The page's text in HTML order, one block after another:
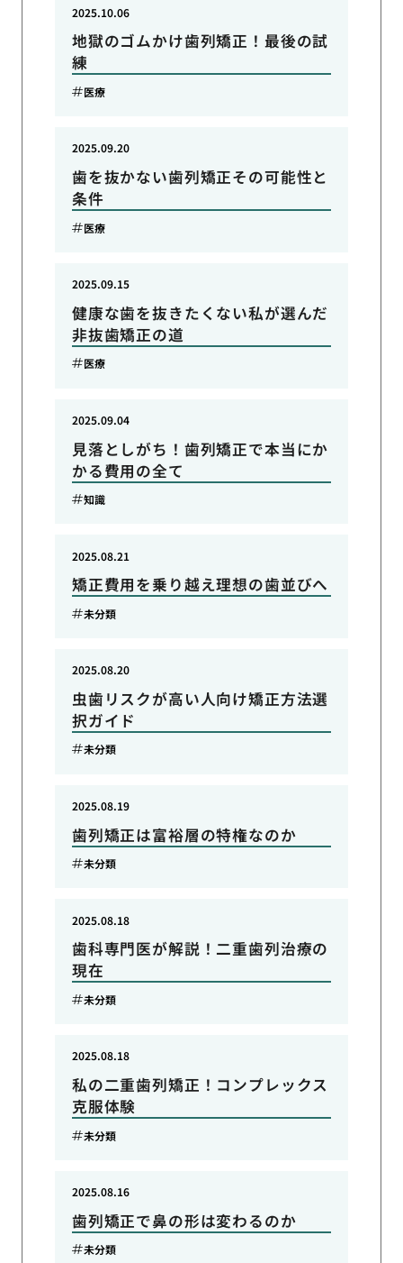
地獄のゴムかけ歯列矯正！最後の試
練
2025.10.06
医療
歯を抜かない歯列矯正その可能性と
条件
2025.09.20
医療
健康な歯を抜きたくない私が選んだ
非抜歯矯正の道
2025.09.15
医療
見落としがち！歯列矯正で本当にか
かる費用の全て
2025.09.04
知識
矯正費用を乗り越え理想の歯並びへ
2025.08.21
未分類
虫歯リスクが高い人向け矯正方法選
択ガイド
2025.08.20
未分類
歯列矯正は富裕層の特権なのか
2025.08.19
未分類
歯科専門医が解説！二重歯列治療の
現在
2025.08.18
未分類
私の二重歯列矯正！コンプレックス
克服体験
2025.08.18
未分類
歯列矯正で鼻の形は変わるのか
2025.08.16
未分類